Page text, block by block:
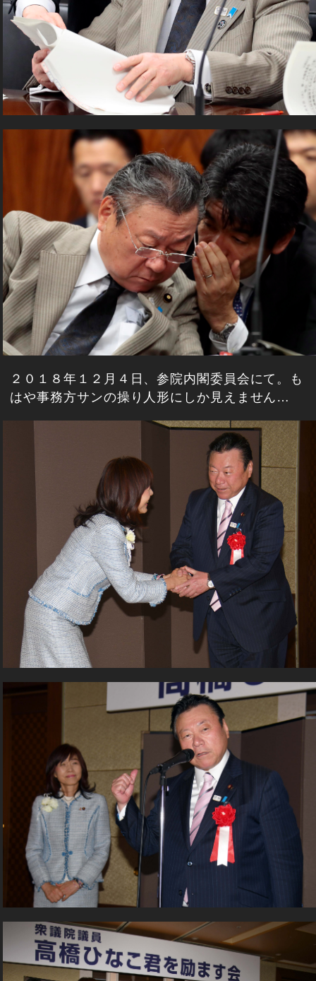
２０１８年１２月４日、参院内閣委員会にて。も
はや事務方サンの操り人形にしか見えません…